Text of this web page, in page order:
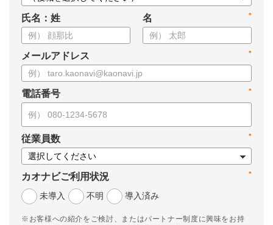
氏名：姓 *
名
*
メールアドレス
*
電話番号
*
従業員数
*
カオナビご利用状況
未導入
不明 導入済み
※お客様への紹介をご検討、またはパートナー制度に興味をお持